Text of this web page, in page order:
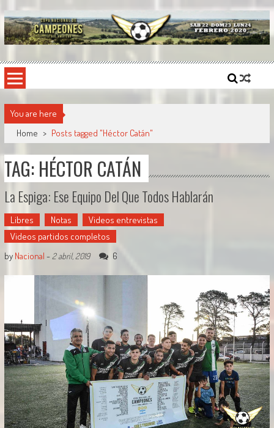
to
content
Copa Nacional de Campeones
El torneo semestral que reúne a los mejores equipos de fútbol sintético del país.
You are here
Home > Posts tagged "Héctor Catán"
TAG: HÉCTOR CATÁN
La Espiga: Ese Equipo Del Que Todos Hablarán
Libres Notas
Videos entrevistas
Videos partidos completos
by Nacional - 2 abril, 2019 6